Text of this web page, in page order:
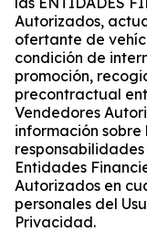
Autorizados,
ofertante de
condición de
promoción,
precontractual
Vendedores
información
Entidades
Autorizados en
personales del
Privacidad.